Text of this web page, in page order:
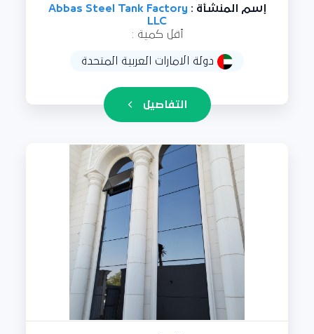
إسم المنشأة : Abbas Steel Tank Factory
LLC
أقل كمية :
دولة الامارات العربية المتحدة
التفاصيل